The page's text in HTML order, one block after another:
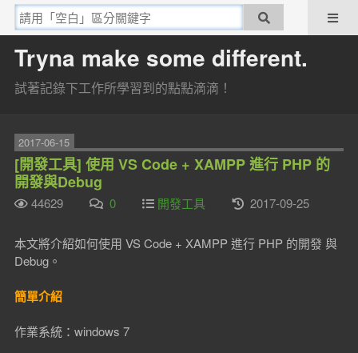
Tryna make some different.
試著記錄下工作所學習到的點點滴滴！
2017-06-15
[開發工具] 使用 VS Code + XAMPP 進行 PHP 的
開發與Debug
44629 0 開發工具 2017-09-25
本文將介紹如何使用 VS Code + XAMPP 進行 PHP 的開發 與
Debug。
簡單介紹
作業系統：windows 7